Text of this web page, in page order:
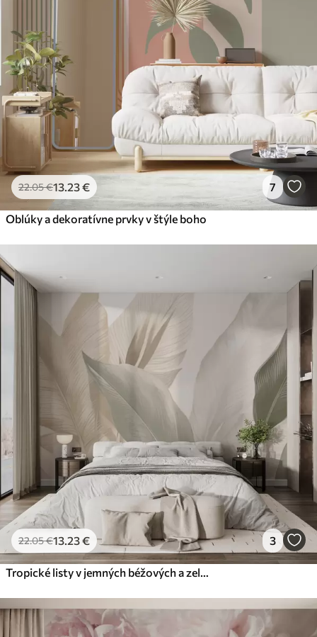
56.67 34
Prémiový vinyl
65.0039.00
Peel and Stick
.6749 .00 €/m²
22.05€13 .23€ 7
Oblúky a dekoratívne prvky v štýle boho
22.05€13 .23€ 3